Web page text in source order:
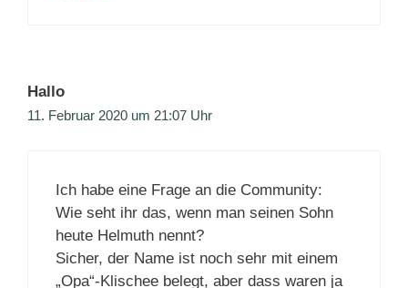
Hallo
11. Februar 2020 um 21:07 Uhr
Ich habe eine Frage an die Community:
Wie seht ihr das, wenn man seinen Sohn
heute Helmuth nennt?
Sicher, der Name ist noch sehr mit einem
„Opa“-Klischee belegt, aber dass waren ja